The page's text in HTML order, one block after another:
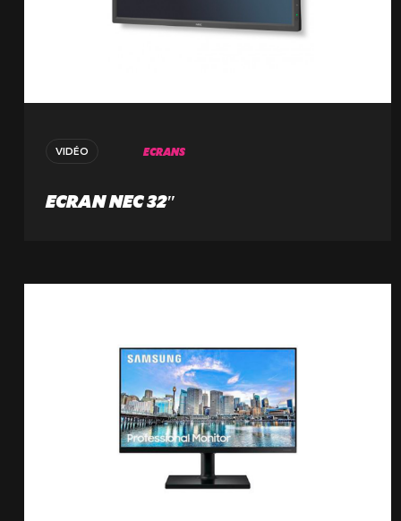
VIDÉO ECRANS
ECRAN NEC 32″